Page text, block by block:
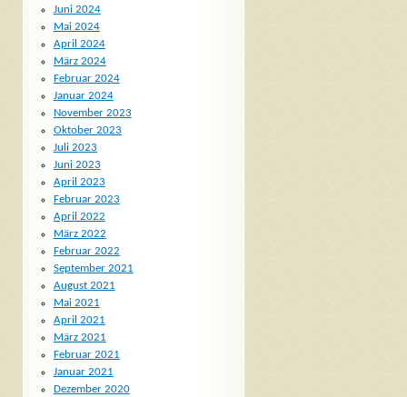
Juni 2024
Mai 2024
April 2024
März 2024
Februar 2024
Januar 2024
November 2023
Oktober 2023
Juli 2023
Juni 2023
April 2023
Februar 2023
April 2022
März 2022
Februar 2022
September 2021
August 2021
Mai 2021
April 2021
März 2021
Februar 2021
Januar 2021
Dezember 2020